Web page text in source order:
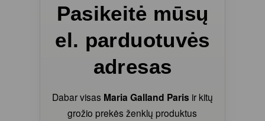
Pasikeitė mūsų
el. parduotuvės
adresas
Dabar visas Maria Galland Paris ir kitų
grožio prekės ženklų produktus